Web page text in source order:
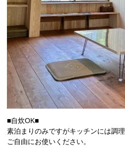
■自炊OK■
素泊まりのみですがキッチンには調
ご自由にお使いください。